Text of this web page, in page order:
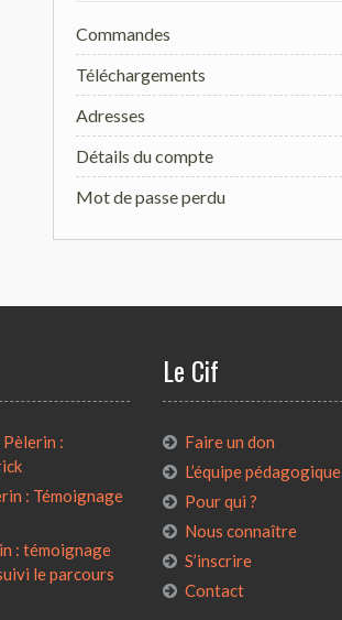
Commandes
Téléchargements
Adresses
Détails du compte
Mot de passe perdu
:
: Témoignage
: témoignage
le parcours
Le Cif
Faire un don
L’équipe pédagogique
Pour qui ?
Nous connaître
S’inscrire
Contact